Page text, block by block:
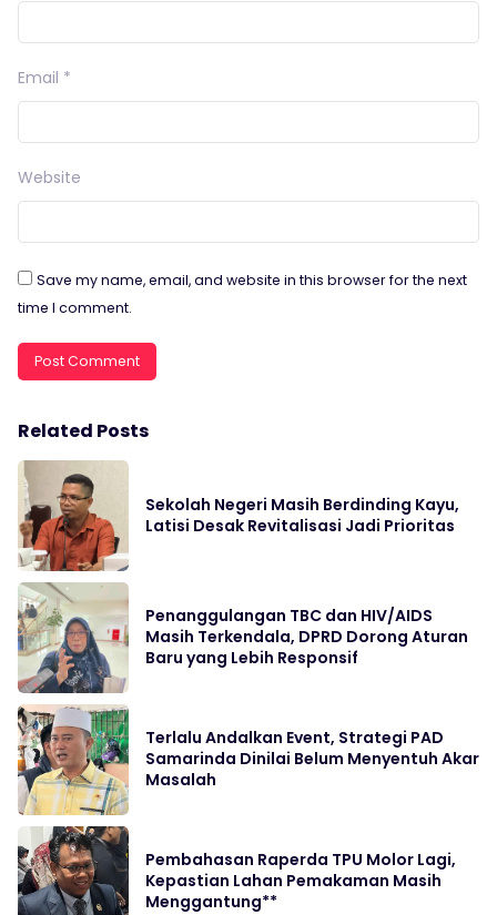
Email *
Website
Save my name, email, and website in this browser for the next
time I comment.
Related Posts
Sekolah Negeri Masih Berdinding Kayu,
Latisi Desak Revitalisasi Jadi Prioritas
Penanggulangan TBC dan HIV/AIDS
Masih Terkendala, DPRD Dorong Aturan
Baru yang Lebih Responsif
Terlalu Andalkan Event, Strategi PAD
Samarinda Dinilai Belum Menyentuh Akar
Masalah
Pembahasan Raperda TPU Molor Lagi,
Kepastian Lahan Pemakaman Masih
Menggantung**